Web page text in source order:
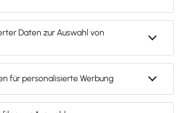
nebenberuflich
ich immer dabei.
Also
E-Rechnungen